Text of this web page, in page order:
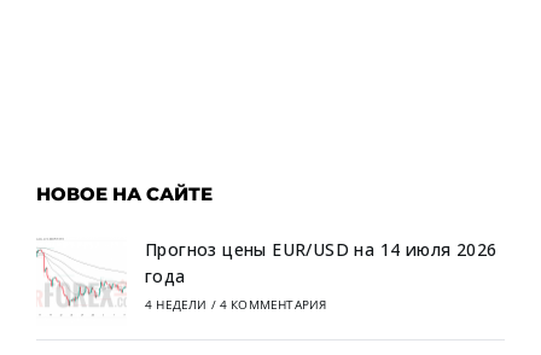
НОВОЕ НА САЙТЕ
Прогноз цены EUR/USD на 14 июля 2026
года
4 НЕДЕЛИ / 4 КОММЕНТАРИЯ